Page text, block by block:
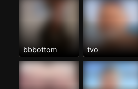
bbbottom tvo